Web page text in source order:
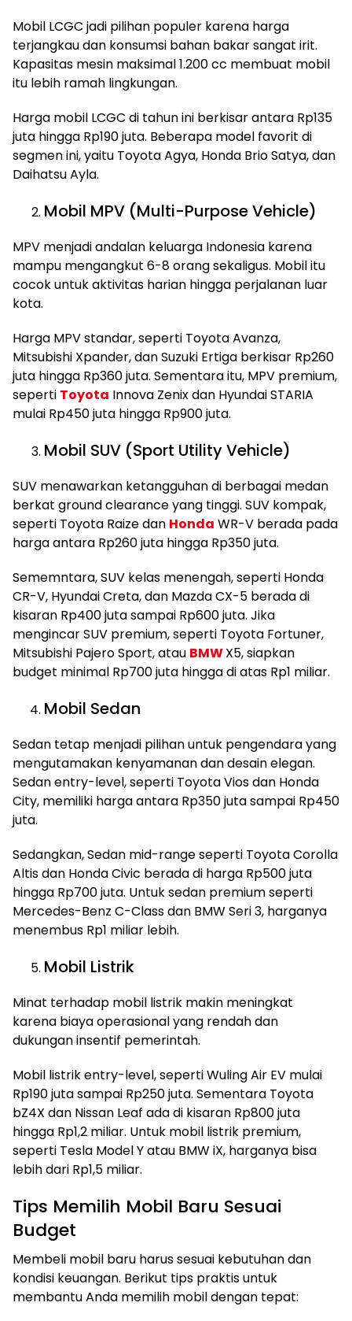
Mobil LCGC jadi pilihan populer karena harga
terjangkau dan konsumsi bahan bakar sangat irit.
Kapasitas mesin maksimal 1.200 cc membuat mobil
itu lebih ramah lingkungan.
Harga mobil LCGC di tahun ini berkisar antara Rp135
juta hingga Rp190 juta. Beberapa model favorit di
segmen ini, yaitu Toyota Agya, Honda Brio Satya, dan
Daihatsu Ayla.
Mobil MPV (Multi-Purpose Vehicle)
MPV menjadi andalan keluarga Indonesia karena
mampu mengangkut 6-8 orang sekaligus. Mobil itu
cocok untuk aktivitas harian hingga perjalanan luar
kota.
Harga MPV standar, seperti Toyota Avanza,
Mitsubishi Xpander, dan Suzuki Ertiga berkisar Rp260
juta hingga Rp360 juta. Sementara itu, MPV premium,
seperti Toyota Innova Zenix dan Hyundai STARIA
mulai Rp450 juta hingga Rp900 juta.
Mobil SUV (Sport Utility Vehicle)
SUV menawarkan ketangguhan di berbagai medan
berkat ground clearance yang tinggi. SUV kompak,
seperti Toyota Raize dan Honda WR-V berada pada
harga antara Rp260 juta hingga Rp350 juta.
Sememntara, SUV kelas menengah, seperti Honda
CR-V, Hyundai Creta, dan Mazda CX-5 berada di
kisaran Rp400 juta sampai Rp600 juta. Jika
mengincar SUV premium, seperti Toyota Fortuner,
Mitsubishi Pajero Sport, atau BMWX5, siapkan
budget minimal Rp700 juta hingga di atas Rp1 miliar.
Mobil Sedan
Sedan tetap menjadi pilihan untuk pengendara yang
mengutamakan kenyamanan dan desain elegan.
Sedan entry-level, seperti Toyota Vios dan Honda
City, memiliki harga antara Rp350 juta sampai Rp450
juta.
Sedangkan, Sedan mid-range seperti Toyota Corolla
Altis dan Honda Civic berada di harga Rp500 juta
hingga Rp700 juta. Untuk sedan premium seperti
Mercedes-Benz C-Class dan BMW Seri 3, harganya
menembus Rp1 miliar lebih.
Mobil Listrik
Minat terhadap mobil listrik makin meningkat
karena biaya operasional yang rendah dan
dukungan insentif pemerintah.
Mobil listrik entry-level, seperti Wuling Air EV mulai
Rp190 juta sampai Rp250 juta. Sementara Toyota
bZ4X dan Nissan Leaf ada di kisaran Rp800 juta
hingga Rp1,2 miliar. Untuk mobil listrik premium,
seperti Tesla Model Y atau BMW iX, harganya bisa
lebih dari Rp1,5 miliar.
Tips Memilih Mobil Baru Sesuai
Budget
Membeli mobil baru harus sesuai kebutuhan dan
kondisi keuangan. Berikut tips praktis untuk
membantu Anda memilih mobil dengan tepat: